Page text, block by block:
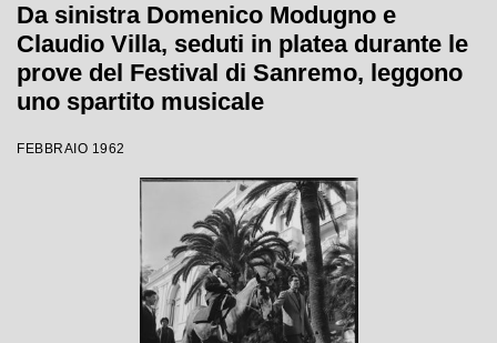
Da sinistra Domenico Modugno e
Claudio Villa, seduti in platea durante le
prove del Festival di Sanremo, leggono
uno spartito musicale
FEBBRAIO 1962